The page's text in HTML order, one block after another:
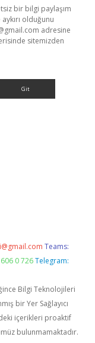
bir bilgi paylaşım
olduğunu
adresine
sitemizden
Teams:
0 726 Telegram:
Bilgi Teknolojileri
bir Yer Sağlayıcı
içerikleri proaktif
bulunmamaktadır.